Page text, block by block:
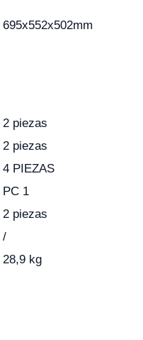
695x552x502mm
2 piezas
2 piezas
4 PIEZAS
PC 1
2 piezas
/
28,9 kg